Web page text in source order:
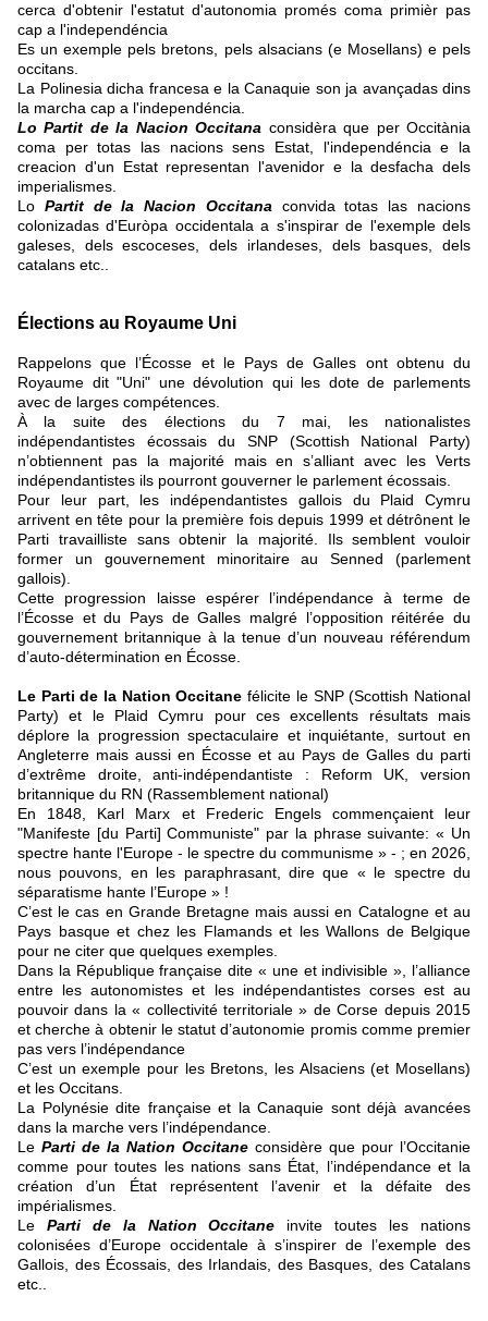
cerca d'obtenir l'estatut d'autonomia promés coma primièr pas
cap a l'independéncia
Es un exemple pels bretons, pels alsacians (e Mosellans) e pels
occitans.
La Polinesia dicha francesa e la Canaquie son ja avançadas dins
la marcha cap a l'independéncia.
Lo Partit de la Nacion Occitana considèra que per Occitània
coma per totas las nacions sens Estat, l'independéncia e la
creacion d'un Estat representan l'avenidor e la desfacha dels
imperialismes.
Lo Partit de la Nacion Occitana convida totas las nacions
colonizadas d'Euròpa occidentala a s'inspirar de l'exemple dels
galeses, dels escoceses, dels irlandeses, dels basques, dels
catalans etc..
Élections au Royaume Uni
Rappelons que l’Écosse et le Pays de Galles ont obtenu du
Royaume dit "Uni" une dévolution qui les dote de parlements
avec de larges compétences.
À la suite des élections du 7 mai, les nationalistes
indépendantistes écossais du SNP (Scottish National Party)
n’obtiennent pas la majorité mais en s’alliant avec les Verts
indépendantistes ils pourront gouverner le parlement écossais.
Pour leur part, les indépendantistes gallois du Plaid Cymru
arrivent en tête pour la première fois depuis 1999 et détrônent le
Parti travailliste sans obtenir la majorité. Ils semblent vouloir
former un gouvernement minoritaire au Senned (parlement
gallois).
Cette progression laisse espérer l’indépendance à terme de
l’Écosse et du Pays de Galles malgré l’opposition réitérée du
gouvernement britannique à la tenue d’un nouveau référendum
d’auto-détermination en Écosse.
Le Parti de la Nation Occitane félicite le SNP (Scottish National
Party) et le Plaid Cymru pour ces excellents résultats mais
déplore la progression spectaculaire et inquiétante, surtout en
Angleterre mais aussi en Écosse et au Pays de Galles du parti
d’extrême droite, anti-indépendantiste : Reform UK, version
britannique du RN (Rassemblement national)
En 1848, Karl Marx et Frederic Engels commençaient leur
"Manifeste [du Parti] Communiste" par la phrase suivante: « Un
spectre hante l'Europe - le spectre du communisme » - ; en 2026,
nous pouvons, en les paraphrasant, dire que « le spectre du
séparatisme hante l’Europe » !
C’est le cas en Grande Bretagne mais aussi en Catalogne et au
Pays basque et chez les Flamands et les Wallons de Belgique
pour ne citer que quelques exemples.
Dans la République française dite « une et indivisible », l’alliance
entre les autonomistes et les indépendantistes corses est au
pouvoir dans la « collectivité territoriale » de Corse depuis 2015
et cherche à obtenir le statut d’autonomie promis comme premier
pas vers l’indépendance
C’est un exemple pour les Bretons, les Alsaciens (et Mosellans)
et les Occitans.
La Polynésie dite française et la Canaquie sont déjà avancées
dans la marche vers l’indépendance.
Le Parti de la Nation Occitane considère que pour l’Occitanie
comme pour toutes les nations sans État, l’indépendance et la
création d’un État représentent l’avenir et la défaite des
impérialismes.
Le Parti de la Nation Occitane invite toutes les nations
colonisées d’Europe occidentale à s’inspirer de l’exemple des
Gallois, des Écossais, des Irlandais, des Basques, des Catalans
etc..